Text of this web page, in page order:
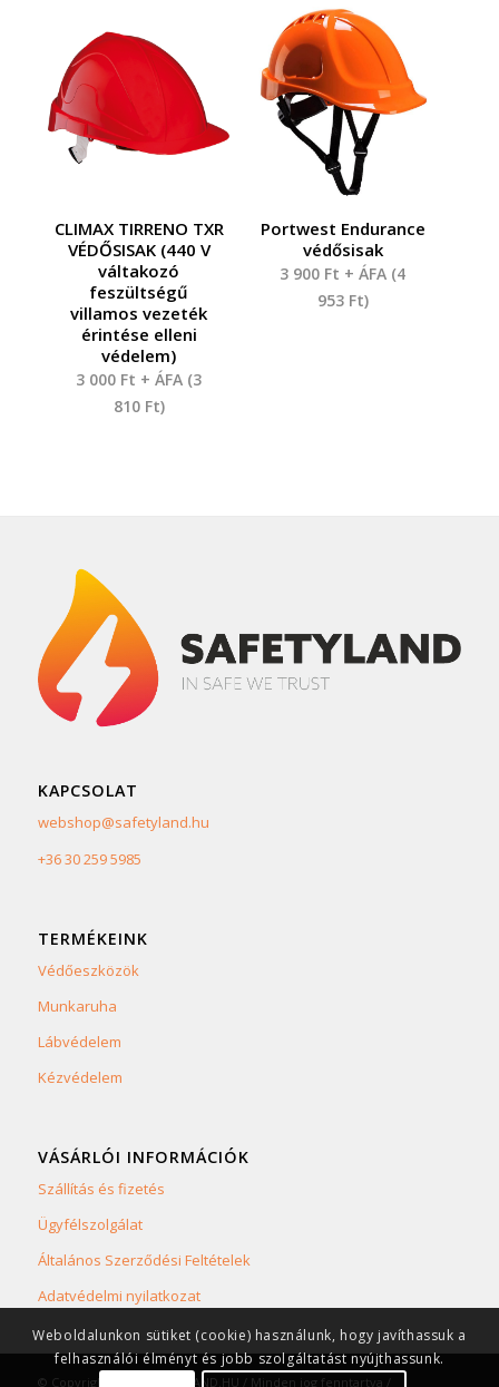
CLIMAX TIRRENO TXR
VÉDŐSISAK (440 V
váltakozó
feszültségű
villamos vezeték
érintése elleni
védelem)
3 000 Ft + ÁFA (3
810 Ft)
Portwest Endurance
védősisak
3 900 Ft + ÁFA (4
953 Ft)
KAPCSOLAT
webshop@safetyland.hu
+36 30 259 5985
TERMÉKEINK
Védőeszközök
Munkaruha
Lábvédelem
Kézvédelem
VÁSÁRLÓI INFORMÁCIÓK
Szállítás és fizetés
Ügyfélszolgálat
Általános Szerződési Feltételek
Adatvédelmi nyilatkozat
© Copyright 2023 SAFETYLAND.HU / Minden jog fenntartva /
Weboldalunkon sütiket (cookie) használunk, hogy javíthassuk a
felhasználói élményt és jobb szolgáltatást nyújthassunk.